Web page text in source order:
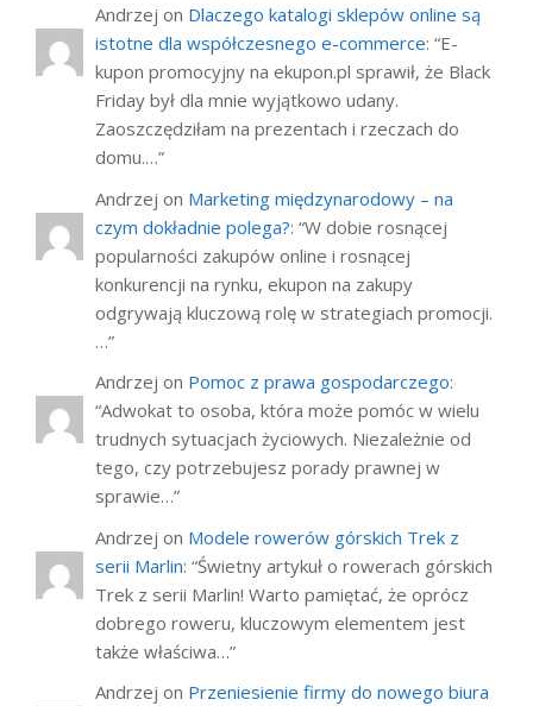
Andrzej on Dlaczego katalogi sklepów online są
istotne dla współczesnego e-commerce: “E-
kupon promocyjny na ekupon.pl sprawił, że Black
Friday był dla mnie wyjątkowo udany.
Zaoszczędziłam na prezentach i rzeczach do
domu.…”
Andrzej on Marketing międzynarodowy – na
czym dokładnie polega?: “W dobie rosnącej
popularności zakupów online i rosnącej
konkurencji na rynku, ekupon na zakupy
odgrywają kluczową rolę w strategiach promocji.
…”
Andrzej on Pomoc z prawa gospodarczego:
“Adwokat to osoba, która może pomóc w wielu
trudnych sytuacjach życiowych. Niezależnie od
tego, czy potrzebujesz porady prawnej w
sprawie…”
Andrzej on Modele rowerów górskich Trek z
serii Marlin: “Świetny artykuł o rowerach górskich
Trek z serii Marlin! Warto pamiętać, że oprócz
dobrego roweru, kluczowym elementem jest
także właściwa…”
Andrzej on Przeniesienie firmy do nowego biura